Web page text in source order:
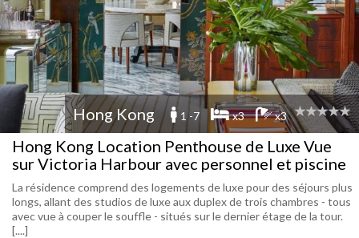
Hong Kong 1 -7 x3 x3
Hong Kong Location Penthouse de Luxe Vue
sur Victoria Harbour avec personnel et piscine
La résidence comprend des logements de luxe pour des séjours plus
longs, allant des studios de luxe aux duplex de trois chambres - tous
avec vue à couper le souffle - situés sur le dernier étage de la tour.
[....]